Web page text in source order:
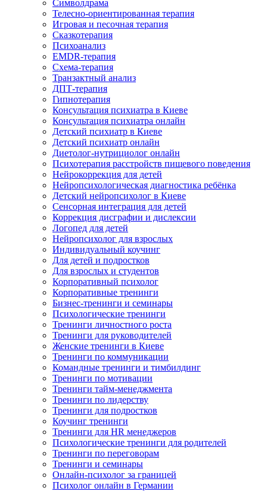
Символдрама
Телесно-ориентированная терапия
Игровая и песочная терапия
Сказкотерапия
Психоанализ
EMDR-терапия
Схема-терапия
Транзактный анализ
ДПТ-терапия
Гипнотерапия
Консультация психиатра в Киеве
Консультация психиатра онлайн
Детский психиатр в Киеве
Детский психиатр онлайн
Диетолог-нутрициолог онлайн
Психотерапия расстройств пищевого поведения
Нейрокоррекция для детей
Нейропсихологическая диагностика ребёнка
Детский нейропсихолог в Киеве
Сенсорная интеграция для детей
Коррекция дисграфии и дислексии
Логопед для детей
Нейропсихолог для взрослых
Индивидуальный коучинг
Для детей и подростков
Для взрослых и студентов
Корпоративный психолог
Корпоративные тренинги
Бизнес-тренинги и семинары
Психологические тренинги
Тренинги личностного роста
Тренинги для руководителей
Женские тренинги в Киеве
Тренинги по коммуникации
Командные тренинги и тимбилдинг
Тренинги по мотивации
Тренинги тайм-менеджмента
Тренинги по лидерству
Тренинги для подростков
Коучинг тренинги
Тренинги для HR менеджеров
Психологические тренинги для родителей
Тренинги по переговорам
Тренинги и семинары
Онлайн-психолог за границей
Психолог онлайн в Германии